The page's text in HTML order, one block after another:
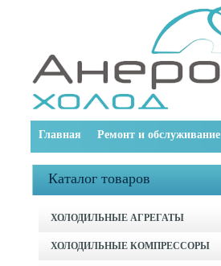
Главная Ремонт и обслуживание
Каталог товаров
ХОЛОДИЛЬНЫЕ АГРЕГАТЫ
ХОЛОДИЛЬНЫЕ КОМПРЕССОРЫ